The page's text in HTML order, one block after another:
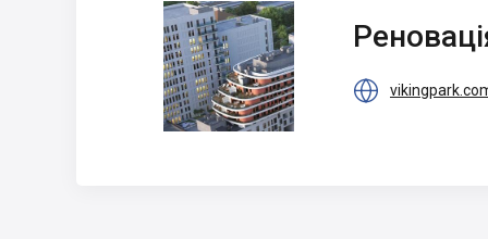
Реновація
